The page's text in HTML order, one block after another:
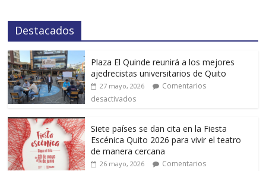
Destacados
Plaza El Quinde reunirá a los mejores
ajedrecistas universitarios de Quito
27 mayo, 2026
Comentarios
desactivados
Siete países se dan cita en la Fiesta
Escénica Quito 2026 para vivir el teatro
de manera cercana
26 mayo, 2026
Comentarios